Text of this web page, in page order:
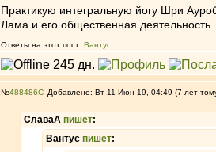
Практикую интегральную йогу Шри
Лама и его общественная деятельность.
Ответы на этот пост: Вантус
№488486 Добавлено: Вт 11 Июн 19, 04:49 (7 лет
СлаваА пишет:
Вантус пишет: